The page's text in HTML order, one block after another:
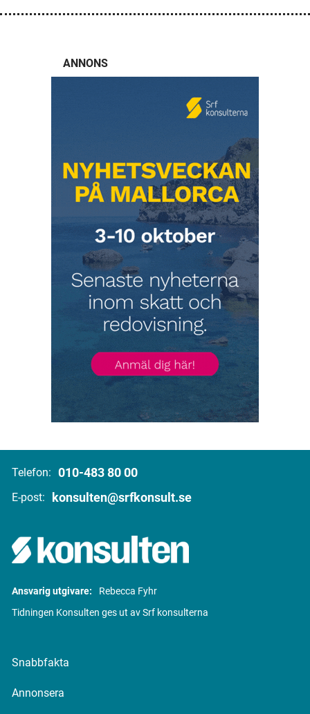
ANNONS
Telefon: 010-483 80 00
E-post: konsulten@srfkonsult.se
Ansvarig utgivare:
Rebecca Fyhr
Tidningen Konsulten ges ut av Srf konsulterna
Snabbfakta
Annonsera